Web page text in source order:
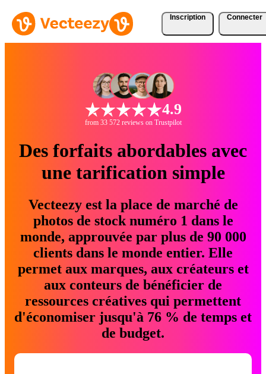
Inscription Connecter
4.9
from 33 572 reviews on Trustpilot
Des forfaits abordables avec
une tarification simple
Vecteezy est la place de marché de
photos de stock numéro 1 dans le
monde, approuvée par plus de 90 000
clients dans le monde entier. Elle
permet aux marques, aux créateurs et
aux conteurs de bénéficier de
ressources créatives qui permettent
d'économiser jusqu'à 76 % de temps et
de budget.